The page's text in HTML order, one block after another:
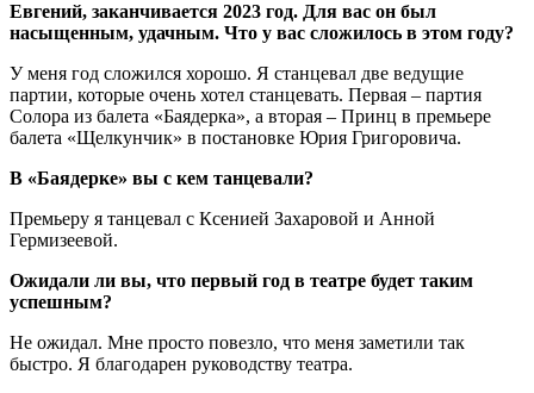
Евгений, заканчивается 2023 год. Для вас он был
насыщенным, удачным. Что у вас сложилось в этом году?
У меня год сложился хорошо. Я станцевал две ведущие
партии, которые очень хотел станцевать. Первая – партия
Солора из балета «Баядерка», а вторая – Принц в премьере
балета «Щелкунчик» в постановке Юрия Григоровича.
В «Баядерке» вы с кем танцевали?
Премьеру я танцевал с Ксенией Захаровой и Анной
Гермизеевой.
Ожидали ли вы, что первый год в театре будет таким
успешным?
Не ожидал. Мне просто повезло, что меня заметили так
быстро. Я благодарен руководству театра.